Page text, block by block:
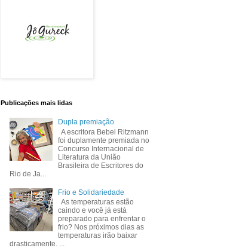
Publicações mais lidas
Dupla premiação
A escritora Bebel Ritzmann
foi duplamente premiada no
Concurso Internacional de
Literatura da União
Brasileira de Escritores do
Rio de Ja...
Frio e Solidariedade
As temperaturas estão
caindo e você já está
preparado para enfrentar o
frio? Nos próximos dias as
temperaturas irão baixar
drasticamente. ...